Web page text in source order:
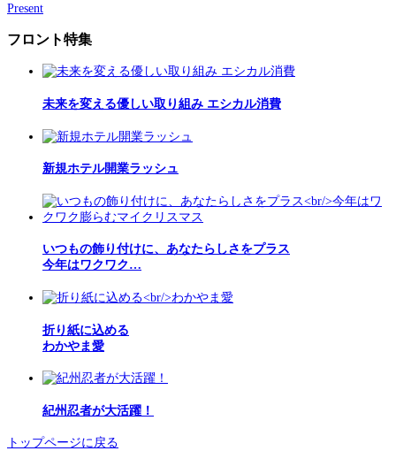
Present
フロント特集
未来を変える優しい取り組み エシカル消費
新規ホテル開業ラッシュ
いつもの飾り付けに、あなたらしさをプラス
今年はワクワク…
折り紙に込める
わかやま愛
紀州忍者が大活躍！
トップページに戻る